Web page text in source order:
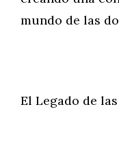
mundo de las
El Legado de